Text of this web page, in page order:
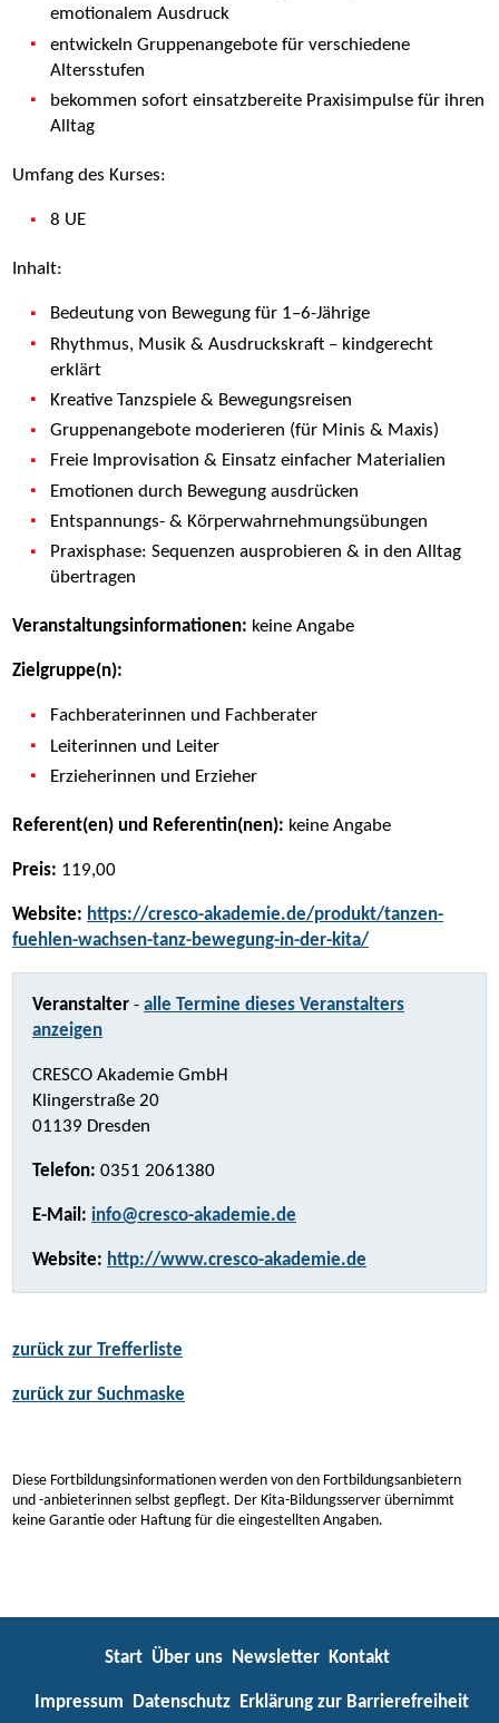
emotionalem Ausdruck
entwickeln Gruppenangebote für verschiedene
Altersstufen
bekommen sofort einsatzbereite Praxisimpulse für ihren
Alltag
Umfang des Kurses:
8 UE
Inhalt:
Bedeutung von Bewegung für 1–6-Jährige
Rhythmus, Musik & Ausdruckskraft – kindgerecht
erklärt
Kreative Tanzspiele & Bewegungsreisen
Gruppenangebote moderieren (für Minis & Maxis)
Freie Improvisation & Einsatz einfacher Materialien
Emotionen durch Bewegung ausdrücken
Entspannungs- & Körperwahrnehmungsübungen
Praxisphase: Sequenzen ausprobieren & in den Alltag
übertragen
Veranstaltungsinformationen: keine Angabe
Zielgruppe(n):
Fachberaterinnen und Fachberater
Leiterinnen und Leiter
Erzieherinnen und Erzieher
Referent(en) und Referentin(nen): keine Angabe
Preis: 119,00
Website: https://cresco-akademie.de/produkt/tanzen-
fuehlen-wachsen-tanz-bewegung-in-der-kita/
Veranstalter - alle Termine dieses Veranstalters
anzeigen
CRESCO Akademie GmbH
Klingerstraße 20
01139 Dresden
Telefon: 0351 2061380
E-Mail: info@cresco-akademie.de
Website: http://www.cresco-akademie.de
zurück zur Trefferliste
zurück zur Suchmaske
Diese Fortbildungsinformationen werden von den Fortbildungsanbietern
und -anbieterinnen selbst gepflegt. Der Kita-Bildungsserver übernimmt
keine Garantie oder Haftung für die eingestellten Angaben.
Start Über uns Newsletter Kontakt
Impressum Datenschutz Erklärung zur Barrierefreiheit